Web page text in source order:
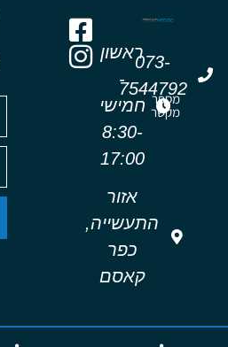
073-
7544792
מספר
מקשר
ראשון
-
חמישי
8:30-
17:00
אזור
התעשייה,
כפר
קאסם